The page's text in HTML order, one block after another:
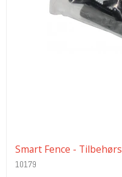
Smart Fence -
10179